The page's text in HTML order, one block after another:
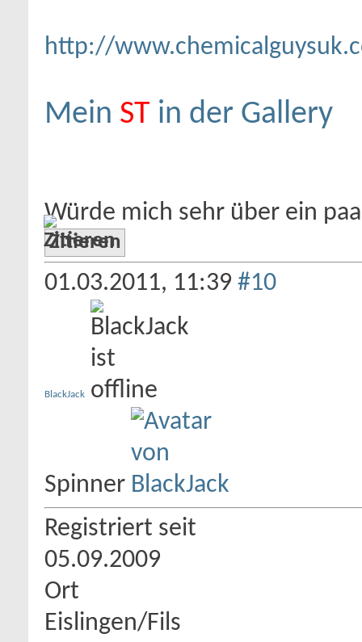
http://
Mein ST in der Gallery
Würde mich sehr über ein
Zitieren
01.03.2011, 11:39 #10
BlackJack
Spinner
Registriert seit
05.09.2009
Ort
Eislingen/Fils